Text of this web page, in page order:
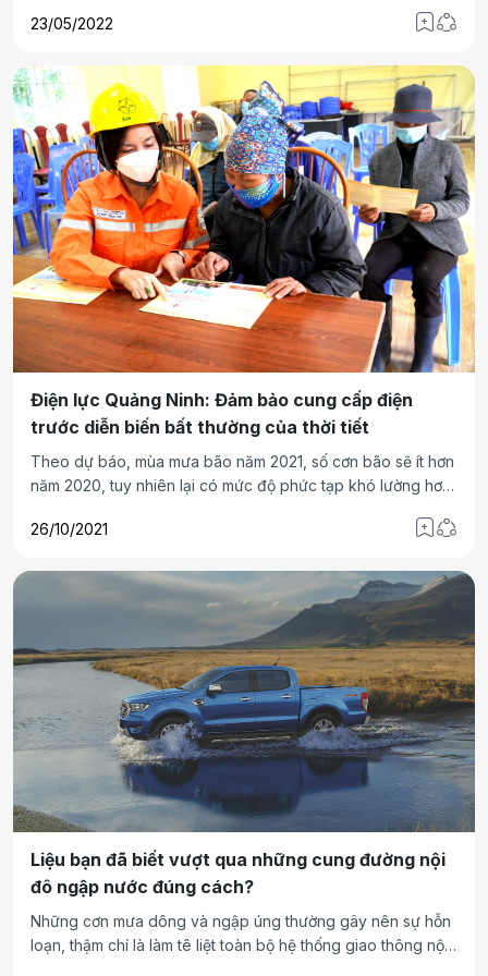
bảo đảm ATGT.
23/05/2022
Điện lực Quảng Ninh: Đảm bảo cung cấp điện
trước diễn biến bất thường của thời tiết
Theo dự báo, mùa mưa bão năm 2021, số cơn bão sẽ ít hơn
năm 2020, tuy nhiên lại có mức độ phức tạp khó lường hơn,
dông lốc, mưa to gây ngập úng cục bộ ảnh hưởng không
26/10/2021
Liệu bạn đã biết vượt qua những cung đường nội
đô ngập nước đúng cách?
Những cơn mưa dông và ngập úng thường gây nên sự hỗn
loạn, thậm chí là làm tê liệt toàn bộ hệ thống giao thông nội